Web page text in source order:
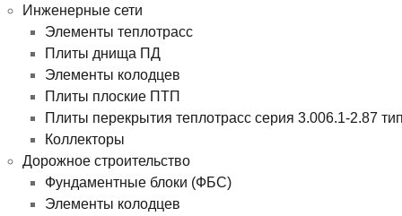
Инженерные сети
Элементы теплотрасс
Плиты днища ПД
Элементы колодцев
Плиты плоские ПТП
Плиты перекрытия теплотрасс серия 3.006.1-2.87
Коллекторы
Дорожное строительство
Фундаментные блоки (ФБС)
Элементы колодцев